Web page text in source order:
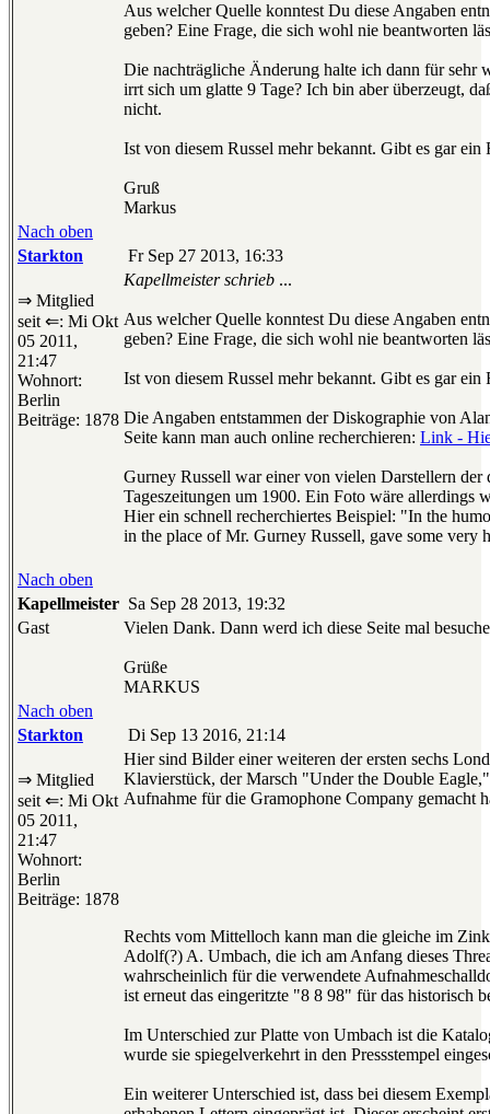
Aus welcher Quelle konntest Du diese Angaben
geben? Eine Frage, die sich wohl nie beantworten
Die nachträgliche Änderung halte ich dann für sehr
irrt sich um glatte 9 Tage? Ich bin aber überzeugt,
nicht.
Ist von diesem Russel mehr bekannt. Gibt es gar ein
Gruß
Markus
Nach oben
Starkton
Fr Sep 27 2013, 16:33
⇒ Mitglied
seit ⇐: Mi Okt
05 2011,
21:47
Wohnort:
Berlin
Beiträge: 1878
Kapellmeister schrieb ...
Aus welcher Quelle konntest Du diese Angaben
geben? Eine Frage, die sich wohl nie beantworten
Ist von diesem Russel mehr bekannt. Gibt es gar ein
Die Angaben entstammen der Diskographie von
Seite kann man auch online recherchieren: Link -
Gurney Russell war einer von vielen Darstellern
Tageszeitungen um 1900. Ein Foto wäre allerdings
Hier ein schnell recherchiertes Beispiel: "In the
in the place of Mr. Gurney Russell, gave some
Nach oben
Kapellmeister Sa Sep 28 2013, 19:32
Gast
Vielen Dank. Dann werd ich diese Seite mal
Grüße
MARKUS
Nach oben
Starkton
Di Sep 13 2016, 21:14
⇒ Mitglied
seit ⇐: Mi Okt
05 2011,
21:47
Wohnort:
Berlin
Beiträge: 1878
Hier sind Bilder einer weiteren der ersten sechs
Klavierstück, der Marsch "Under the Double
Aufnahme für die Gramophone Company gemacht
Rechts vom Mittelloch kann man die gleiche im
Adolf(?) A. Umbach, die ich am Anfang dieses
wahrscheinlich für die verwendete
ist erneut das eingeritzte "8 8 98" für das historisch
Im Unterschied zur Platte von Umbach ist die
wurde sie spiegelverkehrt in den Pressstempel
Ein weiterer Unterschied ist, dass bei diesem